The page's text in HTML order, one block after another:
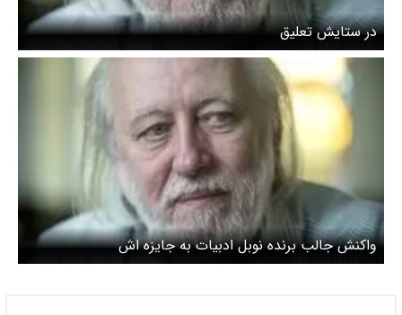
در ستایش تعلیق
واکنش جالب برنده نوبل ادبیات به جایزه اش